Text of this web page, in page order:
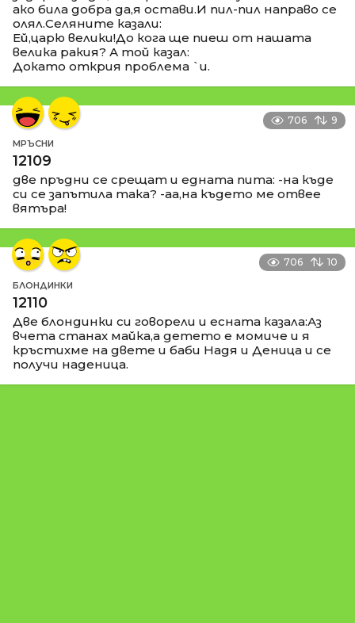
ако била добра да,я остави.И пил-пил направо се
олял.Селяните казали:
Ей,царю велики!До кога ще пиеш от нашата
велика ракия? А той казал:
Докато открия проблема `и.
706 9
МРЪСНИ
12109
две пръдни се срещат и едната пита: -на къде
си се запътила така? -аа,на където ме отвее
вятъра!
706 10
БЛОНДИНКИ
12110
Две блондинки си говорели и есната казала:Аз
вчета станах майка,а детето е момиче и я
кръстихме на двете и баби Надя и Деница и се
получи наденица.